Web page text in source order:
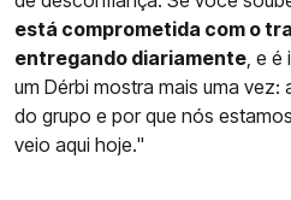
está comprometida com o
entregando diariamente, e é
um Dérbi mostra mais uma
do grupo e por que nós
veio aqui hoje."